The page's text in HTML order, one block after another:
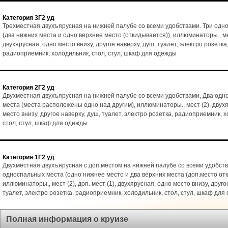
Категория 3Г2 уд
Трехместная двухъярусная на нижней палубе со всеми удобствами. Три
(два нижних места и одно верхнее место (откидывается)), иллюминаторы.,
двухярусная, одно место внизу, другое наверху, душ, туалет, электро розетка,
радиоприемник, холодильник, стол, стул, шкаф для одежды
Категория 2Г2 уд
Двухместная двухъярусная на нижней палубе со всеми удобствами, Два
места (места расположены одно над другим), иллюминаторы., мест (2),
место внизу, другое наверху, душ, туалет, электро розетка, радиоприемник,
стол, стул, шкаф для одежды
Категория 1Г2 уд
Двухместная двухъярусная с доп.местом на нижней палубе со всеми
односпальных места (одно нижнее место и два верхних места (доп.место
иллюминаторы., мест (2), доп. мест (1), двухярусная, одно место внизу,
туалет, электро розетка, радиоприемник, холодильник, стол, стул, шкаф
Полная информация о круизе